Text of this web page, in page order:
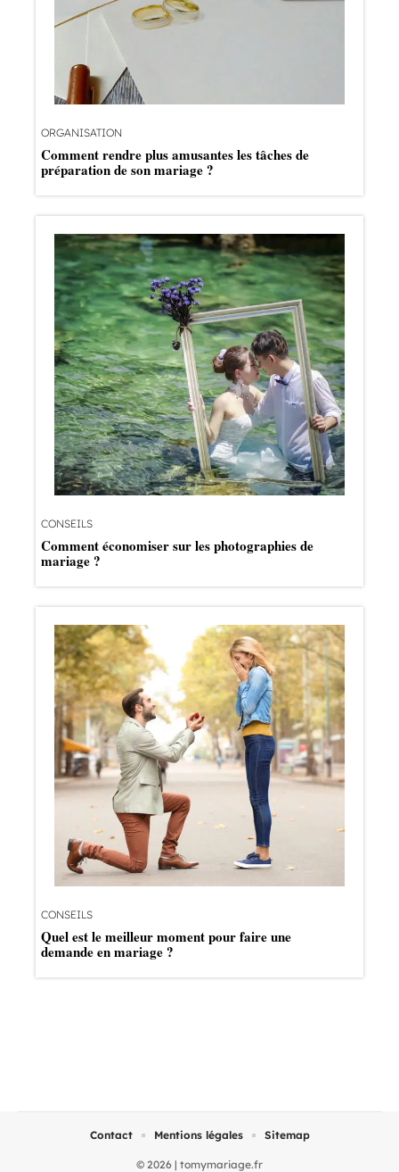
ORGANISATION
Comment rendre plus amusantes les tâches de
préparation de son mariage ?
CONSEILS
Comment économiser sur les photographies de
mariage ?
CONSEILS
Quel est le meilleur moment pour faire une
demande en mariage ?
© 2026 | tomymariage.fr
Contact Mentions légales Sitemap